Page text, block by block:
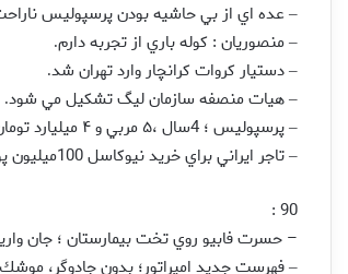
– عده اي از بي حاشيه بودن پرسپوليس
– منصوريان : كوله باري از تجربه دارم.
– دستيار كروات كرانچار وارد تهران شد.
– هيات منصفه سازمان ليگ تشكيل مي شود.
– پرسپوليس ؛ 4سال ،‌۵ مربي و ۴ ميليارد تومان دستمزد
– تاجر ايراني براي خريد نيوكاسل 100ميليون پوند مي پردازد
90 :
– حسرت فابيو روي تخت بيمارستان ؛‌ جان
– فهرست جديد امپراتور؛ بدون جادوگر،